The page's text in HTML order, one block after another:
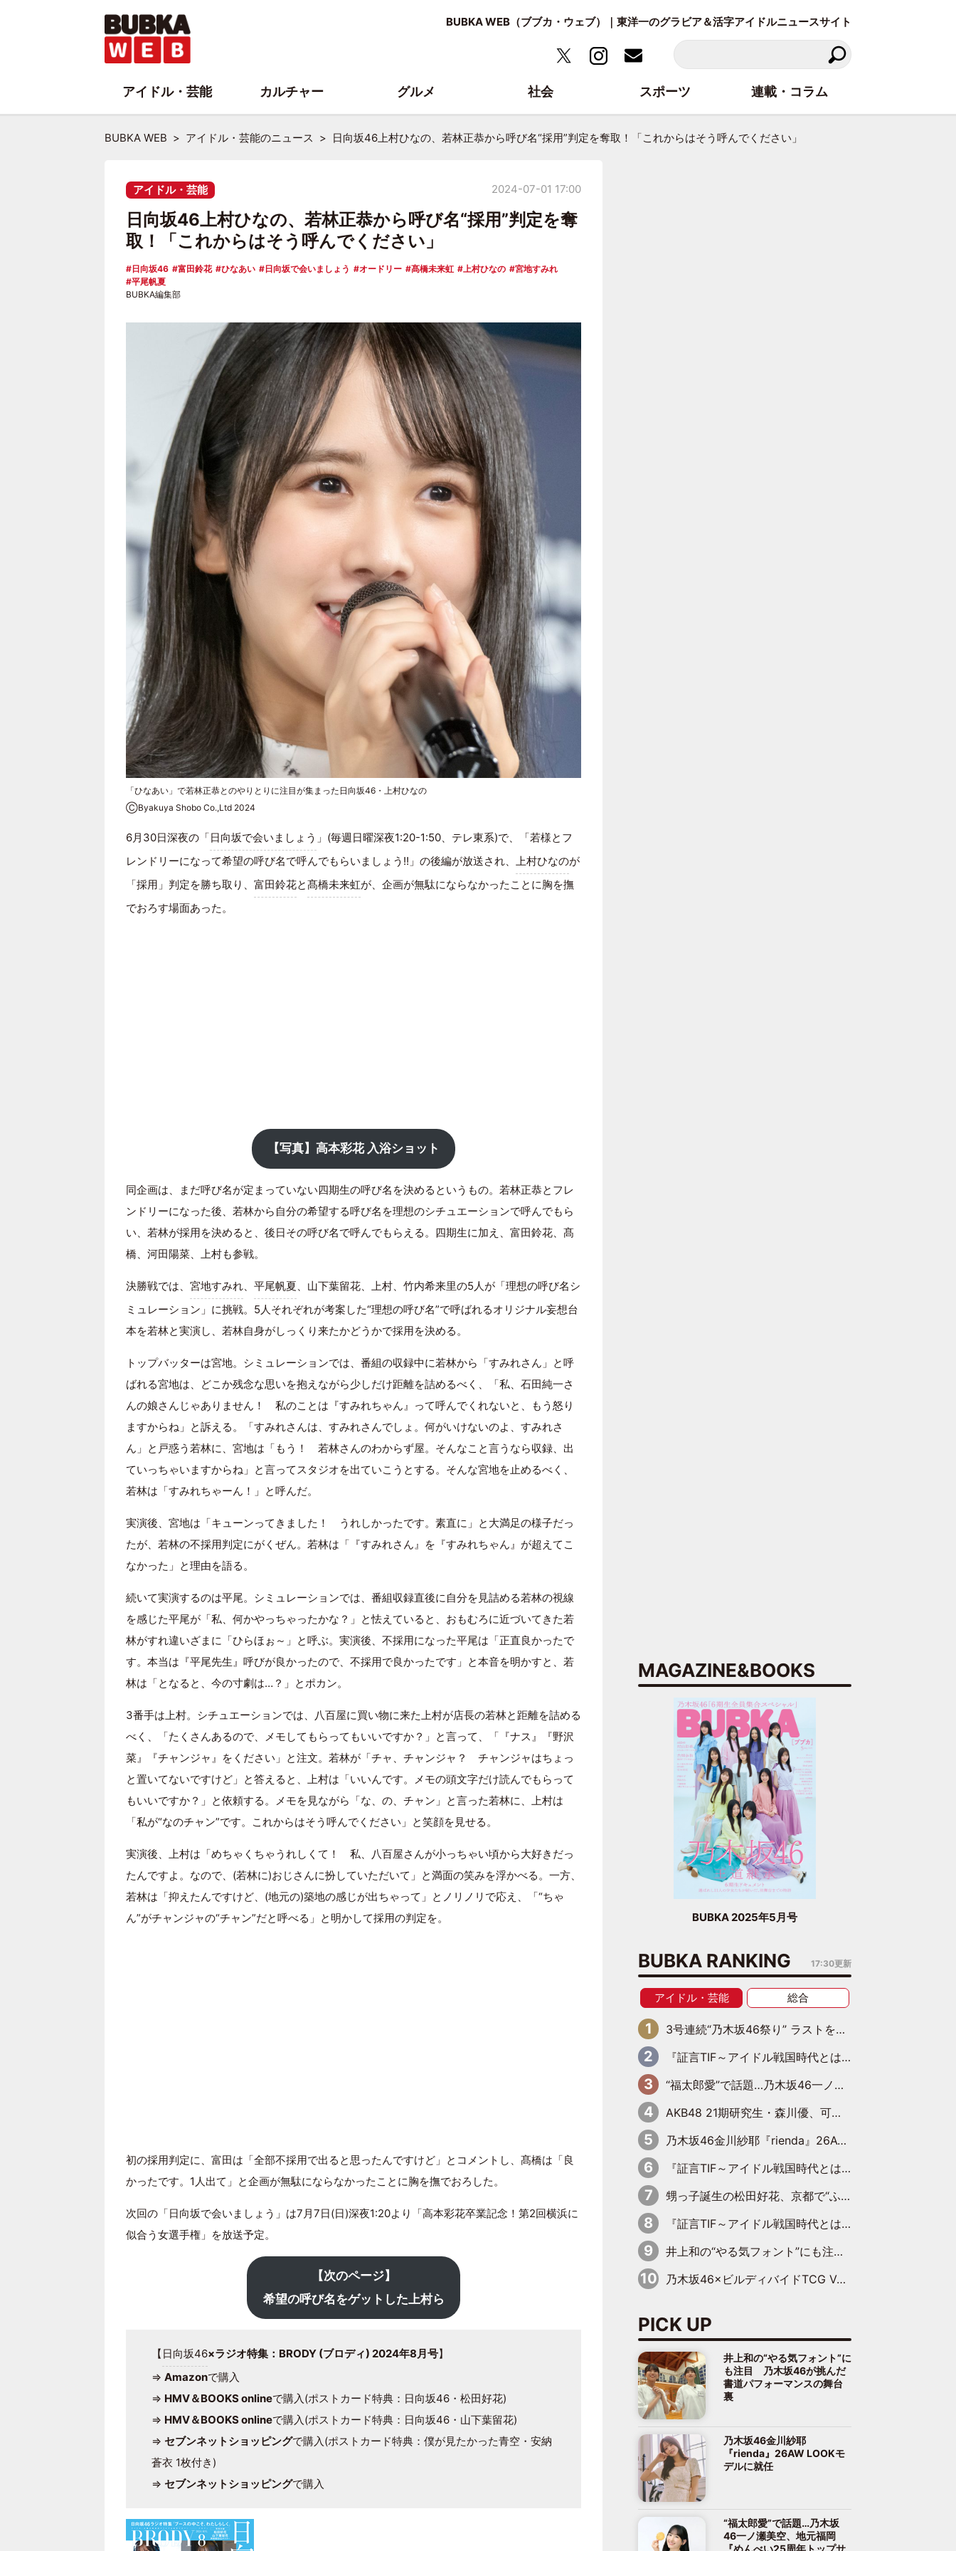
BUBKA WEB（ブブカ・ウェブ）｜東洋一のグラビア＆活字アイドルニュースサイト
BUBKA WEB アイドル・芸能のニュース 日向坂46上村ひなの、若林正恭から呼び名“採用”判定を奪取！「これからはそう呼んでください」
アイドル・芸能 2024-07-01 17:00
日向坂46上村ひなの、若林正恭から呼び名“採用”判定を奪
取！「これからはそう呼んでください」
日向坂46 富田鈴花 ひなあい 日向坂で会いましょう オードリー 髙橋未来虹 上村ひなの
宮地すみれ
平尾帆夏
BUBKA編集部
「ひなあい」で若林正恭とのやりとりに注目が集まった日向坂46・上村ひなの
ⒸByakuya Shobo Co.,Ltd 2024
6月30日深夜の「日向坂で会いましょう 」(毎週日曜深夜1:20-1:50、テレ東系)で、「若様とフ
レンドリーになって希望の呼び名で呼んでもらいましょう!!」の後編が放送され、 上村ひなのが
「採用」判定を勝ち取り、 富田鈴花と髙橋未来虹が、企画が無駄にならなかったことに胸を撫
でおろす場面あった。
【写真】高本彩花 入浴ショット
同企画は、まだ呼び名が定まっていない四期生の呼び名を決めるというもの。若林正恭とフレ
ンドリーになった後、若林から自分の希望する呼び名を理想のシチュエーションで呼んでもら
い、若林が採用を決めると、後日その呼び名で呼んでもらえる。四期生に加え、富田鈴花、髙
橋、河田陽菜、上村も参戦。
決勝戦では、 宮地すみれ 平尾帆夏 、山下葉留花、上村、竹内希来里の5人が「理想の呼び名シ
ミュレーション」に挑戦。5人それぞれが考案した“理想の呼び名”で呼ばれるオリジナル妄想台
本を若林と実演し、若林自身がしっくり来たかどうかで採用を決める。
トップバッターは宮地。シミュレーションでは、番組の収録中に若林から「すみれさん」と呼
ばれる宮地は、どこか残念な思いを抱えながら少しだけ距離を詰めるべく、「私、石田純一さ
んの娘さんじゃありません！ 私のことは『すみれちゃん』って呼んでくれないと、もう怒り
ますからね」と訴える。「すみれさんは、すみれさんでしょ。何がいけないのよ、すみれさ
ん」と戸惑う若林に、宮地は「もう！ 若林さんのわからず屋。そんなこと言うなら収録、出
ていっちゃいますからね」と言ってスタジオを出ていこうとする。そんな宮地を止めるべく、
若林は「すみれちゃーん！」と呼んだ。
実演後、宮地は「キューンってきました！ うれしかったです。素直に」と大満足の様子だっ
たが、若林の不採用判定にがくぜん。若林は「『すみれさん』を『すみれちゃん』が超えてこ
なかった」と理由を語る。
続いて実演するのは平尾。シミュレーションでは、番組収録直後に自分を見詰める若林の視線
を感じた平尾が「私、何かやっちゃったかな？」と怯えていると、おもむろに近づいてきた若
林がすれ違いざまに「ひらほぉ～」と呼ぶ。実演後、不採用になった平尾は「正直良かったで
す。本当は『平尾先生』呼びが良かったので、不採用で良かったです」と本音を明かすと、若
林は「となると、今の寸劇は…？」とポカン。
3番手は上村。シチュエーションでは、八百屋に買い物に来た上村が店長の若林と距離を詰める
べく、「たくさんあるので、メモしてもらってもいいですか？」と言って、「『ナス』『野沢
菜』『チャンジャ』をください」と注文。若林が「チャ、チャンジャ？ チャンジャはちょっ
と置いてないですけど」と答えると、上村は「いいんです。メモの頭文字だけ読んでもらって
もいいですか？」と依頼する。メモを見ながら「な、の、チャン」と言った若林に、上村は
「私が“なのチャン”です。これからはそう呼んでください」と笑顔を見せる。
実演後、上村は「めちゃくちゃうれしくて！ 私、八百屋さんが小っちゃい頃から大好きだっ
たんですよ。なので、(若林に)おじさんに扮していただいて」と満面の笑みを浮かべる。一方、
若林は「抑えたんですけど、(地元の)築地の感じが出ちゃって」とノリノリで応え、「“ちゃ
ん”がチャンジャの“チャン”だと呼べる」と明かして採用の判定を。
初の採用判定に、富田は「全部不採用で出ると思ったんですけど」とコメントし、髙橋は「良
かったです。1人出て」と企画が無駄にならなかったことに胸を撫でおろした。
次回の「日向坂で会いましょう」は7月7日(日)深夜1:20より「高本彩花卒業記念！第2回横浜に
似合う女選手権」を放送予定。
【次のページ】
希望の呼び名をゲットした上村ら
【 日向坂46×ラジオ特集：BRODY (ブロディ) 2024年8月号】
⇒ Amazonで購入
⇒ HMV＆BOOKS onlineで購入(ポストカード特典：日向坂46・松田好花)
⇒ HMV＆BOOKS onlineで購入(ポストカード特典：日向坂46・山下葉留花)
⇒ セブンネットショッピングで購入(ポストカード特典：僕が見たかった青空・安納
蒼衣 1枚付き)
⇒ セブンネットショッピングで購入
MAGAZINE&BOOKS
BUBKA 2025年5月号
BUBKA RANKING 17:30更新
アイドル・芸能 総合
3号連続“乃木坂46祭り” ラストを飾るのは賀喜遥香…5年ぶりの登場に「5年分大人になった私を見ていただけたら」
『証言TIF～アイドル戦国時代とはなんだったのか～』第6回：でんぱ組.inc・古川未鈴×相沢梨紗「『ハロプロやりたかったな』って言ったら、夢眠ねむさんに『てめえはでんぱ組．incなんだよ！』って肩パンされて(笑)」
“福太郎愛”で話題…乃木坂46一ノ瀬美空、地元福岡『めんべい25周年トップサポーター』に就任
AKB48 21期研究生・森川優、可愛さもある大人の女性に
乃木坂46金川紗耶『rienda』26AW LOOKモデルに就任
『証言TIF～アイドル戦国時代とはなんだったのか～』第11回：私立恵比寿中学・真山りか×安本彩花「TIFで10年ぶりのキョンシーメイクをしたら、場を完全に引かせてしまって。時代が変わったんだなって」
甥っ子誕生の松田好花、京都で“ふたつの家族”をはしご！ “母”黒谷友香に見送られ、“父”松岡昌宏とはハシゴ酒
『証言TIF～アイドル戦国時代とはなんだったのか～』第10回：さくら学院・武藤彩未×飯田らうら「正直、中3で辞めるというのを信じてなくて。そう言われてはいたけど、嘘でしょって」
井上和の“やる気フォント”にも注目 乃木坂46が挑んだ書道パフォーマンスの舞台裏
乃木坂46×ビルディバイドTCG Vol.2公開 賀喜遥香＆田村真佑が『京まふ』ステージに登壇
PICK UP
井上和の“やる気フォント”に
も注目 乃木坂46が挑んだ
書道パフォーマンスの舞台
裏
乃木坂46金川紗耶
『rienda』26AW LOOKモ
デルに就任
“福太郎愛”で話題…乃木坂
46一ノ瀬美空、地元福岡
『めんべい25周年トップサ
アイドル・芸能 カルチャー グルメ 社会 スポーツ 連載・コラム